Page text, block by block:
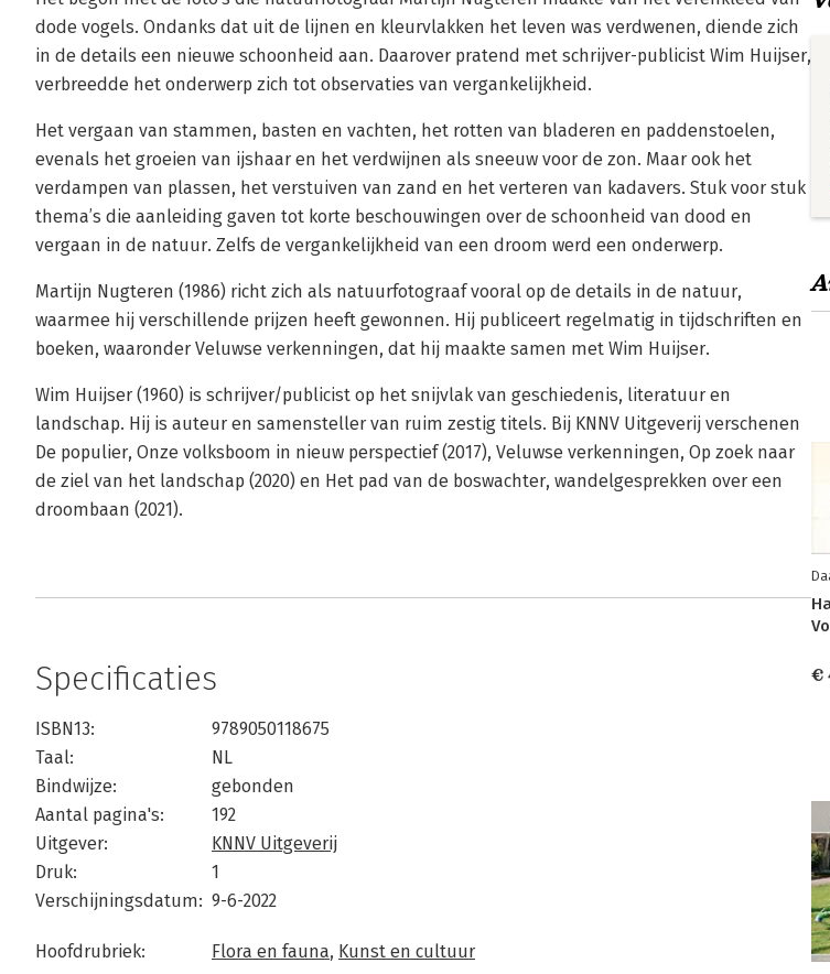
dode vogels. Ondanks dat uit de lijnen en kleurvlakken het leven was verdwenen, diende zich
in de details een nieuwe schoonheid aan. Daarover pratend met schrijver-publicist Wim Huijser,
verbreedde het onderwerp zich tot observaties van vergankelijkheid.
Het vergaan van stammen, basten en vachten, het rotten van bladeren en paddenstoelen,
evenals het groeien van ijshaar en het verdwijnen als sneeuw voor de zon. Maar ook het
verdampen van plassen, het verstuiven van zand en het verteren van kadavers. Stuk voor stuk
thema’s die aanleiding gaven tot korte beschouwingen over de schoonheid van dood en
vergaan in de natuur. Zelfs de vergankelijkheid van een droom werd een onderwerp.
Martijn Nugteren (1986) richt zich als natuurfotograaf vooral op de details in de natuur,
waarmee hij verschillende prijzen heeft gewonnen. Hij publiceert regelmatig in tijdschriften en
boeken, waaronder Veluwse verkenningen, dat hij maakte samen met Wim Huijser.
Wim Huijser (1960) is schrijver/publicist op het snijvlak van geschiedenis, literatuur en
landschap. Hij is auteur en samensteller van ruim zestig titels. Bij KNNV Uitgeverij verschenen
De populier, Onze volksboom in nieuw perspectief (2017), Veluwse verkenningen, Op zoek naar
de ziel van het landschap (2020) en Het pad van de boswachter, wandelgesprekken over een
droombaan (2021).
Specificaties
ISBN13:
9789050118675
Taal:
NL
Bindwijze:
gebonden
Aantal pagina's:
192
Uitgever:
KNNV Uitgeverij
Druk:
1
Verschijningsdatum: 9-6-2022
Hoofdrubriek: Flora en fauna, Kunst en cultuur
€